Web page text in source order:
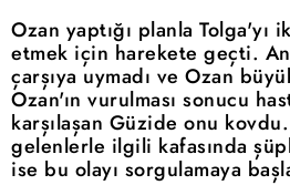
Ozan yaptığı planla Tolga'yı
etmek için harekete geçti.
çarşıya uymadı ve Ozan
Ozan'ın vurulması sonucu
karşılaşan Güzide onu kovdu.
gelenlerle ilgili kafasında
ise bu olayı sorgulamaya